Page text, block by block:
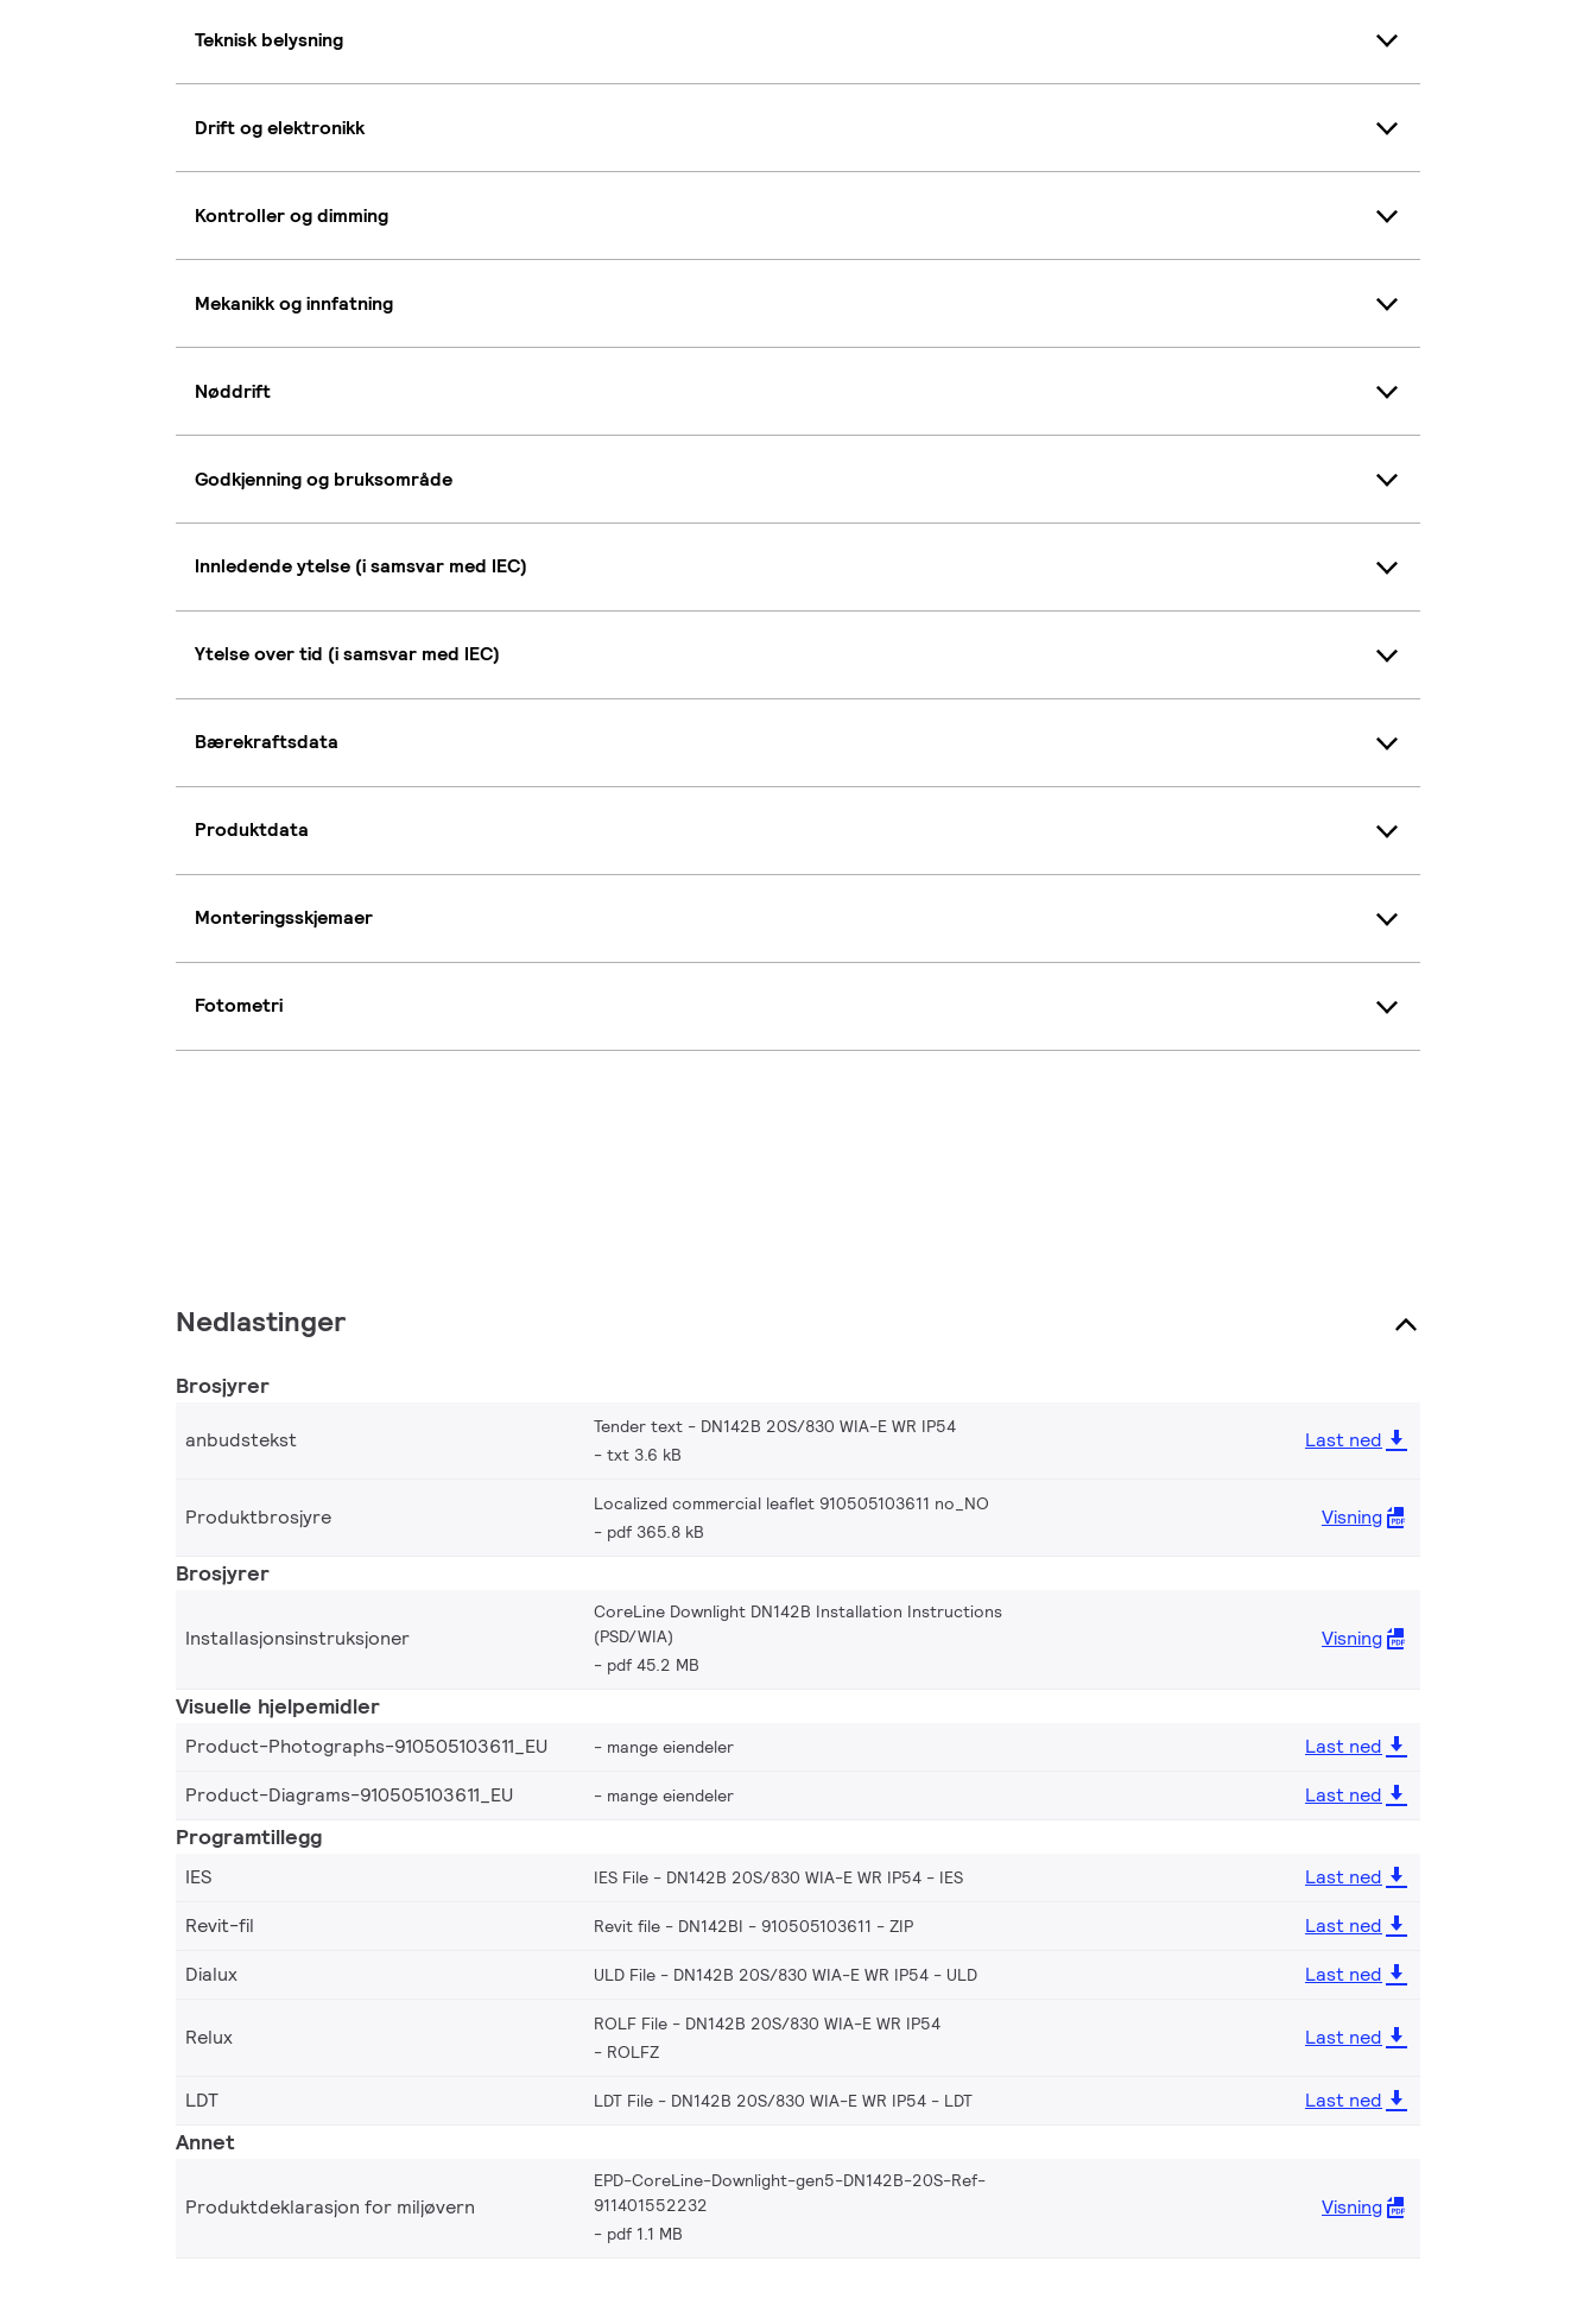
Teknisk belysning
Drift og elektronikk
Kontroller og dimming
Mekanikk og innfatning
Nøddrift
Godkjenning og bruksområde
Innledende ytelse (i samsvar med IEC)
Ytelse over tid (i samsvar med IEC)
Bærekraftsdata
Produktdata
Monteringsskjemaer
Fotometri
Nedlastinger
Brosjyrer
anbudstekst
Tender text - DN142B 20S/830 WIA-E WR IP54
txt 3.6 kB
Last ned
Produktbrosjyre
Localized commercial leaflet 910505103611 no_NO
pdf 365.8 kB
Visning
Brosjyrer
Installasjonsinstruksjoner
CoreLine Downlight DN142B Installation Instructions
(PSD/WIA)
pdf 45.2 MB
Visning
Visuelle hjelpemidler
Product-Photographs-910505103611_EU mange eiendeler
Last ned
Product-Diagrams-910505103611_EU
mange eiendeler Last ned
Programtillegg
IES IES File - DN142B 20S/830 WIA-E WR IP54 IES
Last ned
Revit-fil
Revit file - DN142BI - 910505103611 ZIP
Last ned
Dialux
ULD File - DN142B 20S/830 WIA-E WR IP54 ULD Last ned
Relux
ROLF File - DN142B 20S/830 WIA-E WR IP54
ROLFZ
Last ned
LDT LDT File - DN142B 20S/830 WIA-E WR IP54 LDT Last ned
Annet
Produktdeklarasjon for miljøvern
EPD-CoreLine-Downlight-gen5-DN142B-20S-Ref-
911401552232
pdf 1.1 MB
Visning